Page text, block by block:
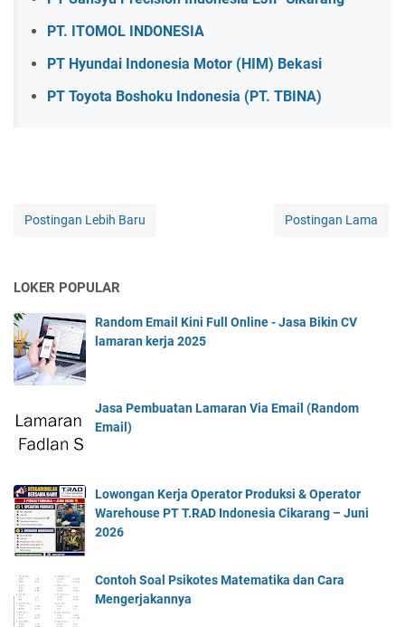
PT. ITOMOL INDONESIA
PT Hyundai Indonesia Motor (HIM) Bekasi
PT Toyota Boshoku Indonesia (PT. TBINA)
Postingan Lebih Baru Postingan Lama
LOKER POPULAR
Random Email Kini Full Online - Jasa Bikin CV
lamaran kerja 2025
Jasa Pembuatan Lamaran Via Email (Random
Email)
Lowongan Kerja Operator Produksi & Operator
Warehouse PT T.RAD Indonesia Cikarang – Juni
2026
Contoh Soal Psikotes Matematika dan Cara
Mengerjakannya